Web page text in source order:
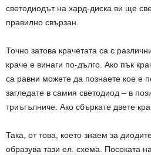
светодиодът на хард-диска ви ще
правилно свързан.
Точно затова крачетата са с
краче е винаги по-дълго. Ако пък
са равни можете да познаете кое е
загледате в самия светодиод – в
триъгълниче. Ако сбъркате двете
Така, от това, което знаем за
образува тази ел. схема. Посоката